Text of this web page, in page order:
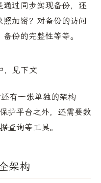
通过同步实现备份，还
加密？对备份的访问
份的完整性等等。
，见下文
有一张单独的架构
护平台之外，还需要数
查询等工具。
架构